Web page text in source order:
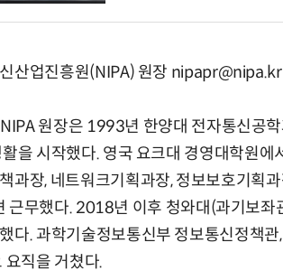
산업진흥원(NIPA) 원장 nipapr@nipa.kr
NIPA 원장은 1993년 한양대 전자통신공
을 시작했다. 영국 요크대 경영대학원
과장, 네트워크기획과장, 정보보호기획
근무했다. 2018년 이후 청와대(과기보
다. 과학기술정보통신부 정보통신정책
요직을 거쳤다.